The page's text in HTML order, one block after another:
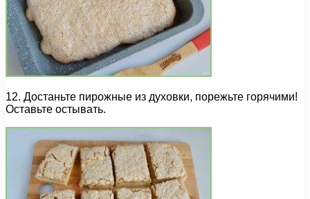
12. Достаньте пирожные из духовки, порежьте горячими!
Оставьте остывать.